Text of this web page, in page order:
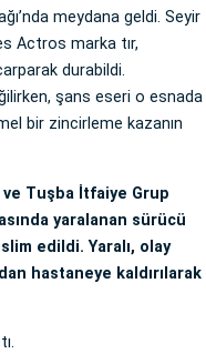
meydana geldi. Seyir
Actros marka tır,
durabildi.
şans eseri o esnada
bir zincirleme kazanın
Tuşba İtfaiye Grup
yaralanan sürücü
edildi. Yaralı, olay
hastaneye kaldırılarak